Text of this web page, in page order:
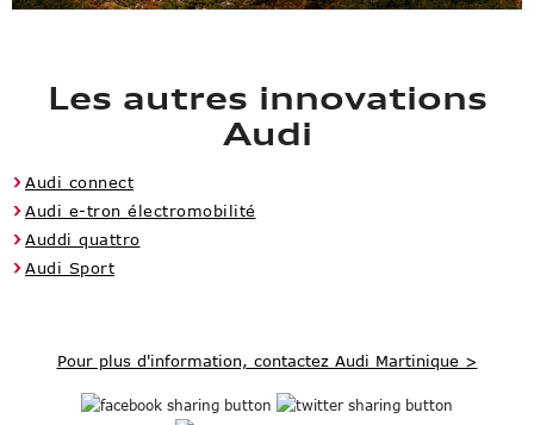
Les autres innovations
Audi
Audi connect
Audi e-tron électromobilité
Auddi quattro
Audi Sport
Pour plus d'information, contactez Audi Martinique >